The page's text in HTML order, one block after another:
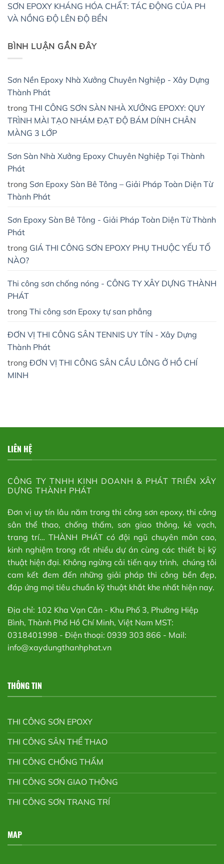
SƠN EPOXY KHÁNG HÓA CHẤT: TÁC ĐỘNG CỦA PH
VÀ NỒNG ĐỘ LÊN ĐỘ BỀN
BÌNH LUẬN GẦN ĐÂY
Sơn Nền Epoxy Nhà Xưởng Chuyên Nghiệp - Xây Dựng
Thành Phát
trong THI CÔNG SƠN SÀN NHÀ XƯỞNG EPOXY: QUY
TRÌNH MÀI TẠO NHÁM ĐẠT ĐỘ BÁM DÍNH CHÂN
MÀNG 3 LỚP
Sơn Sàn Nhà Xưởng Epoxy Chuyên Nghiệp Tại Thành
Phát
trong Sơn Epoxy Sàn Bê Tông – Giải Pháp Toàn Diện Từ
Thành Phát
Sơn Epoxy Sàn Bê Tông - Giải Pháp Toàn Diện Từ Thành
Phát
trong GIÁ THI CÔNG SƠN EPOXY PHỤ THUỘC YẾU TỐ
NÀO?
Thi công sơn chống nóng - CÔNG TY XÂY DỰNG THÀNH
PHÁT
trong Thi công sơn Epoxy tự san phẳng
ĐƠN VỊ THI CÔNG SÂN TENNIS UY TÍN - Xây Dựng
Thành Phát
trong ĐƠN VỊ THI CÔNG SÂN CẦU LÔNG Ở HỒ CHÍ
MINH
LIÊN HỆ
CÔNG TY TNHH KINH DOANH & PHÁT TRIỂN XÂY
DỰNG THÀNH PHÁT
Đơn vị uy tín lâu năm trong thi công sơn epoxy, thi công
sân thể thao, chống thấm, sơn giao thông, kẻ vạch,
trang trí… THÀNH PHÁT có đội ngũ chuyên môn cao,
kinh nghiệm trong rất nhiều dự án cùng các thiết bị kỹ
thuật hiện đại. Không ngừng cải tiến quy trình, chúng tôi
cam kết đem đến những giải pháp thi công bền đẹp,
đáp ứng mọi tiêu chuẩn kỹ thuật khắt khe nhất hiện nay.
Địa chỉ: 102 Kha Vạn Cân - Khu Phố 3, Phường Hiệp
Bình, Thành Phố Hồ Chí Minh, Việt Nam MST:
0318401998 - Điện thoại: 0939 303 866 - Mail:
info@xaydungthanhphat.vn
THÔNG TIN
THI CÔNG SƠN EPOXY
THI CÔNG SÂN THỂ THAO
THI CÔNG CHỐNG THẤM
THI CÔNG SƠN GIAO THÔNG
THI CÔNG SƠN TRANG TRÍ
MAP